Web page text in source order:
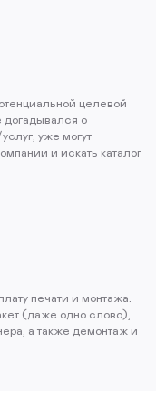
целевой
догадывался о
уже могут
и искать каталог
печати и монтажа.
(даже одно слово),
а также демонтаж и